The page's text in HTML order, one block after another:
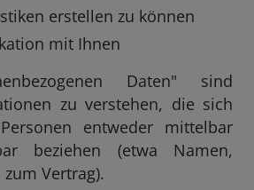
erstellen zu können
mit Ihnen
Daten" sind
zu verstehen, die sich
entweder mittelbar
beziehen (etwa Namen,
Vertrag).